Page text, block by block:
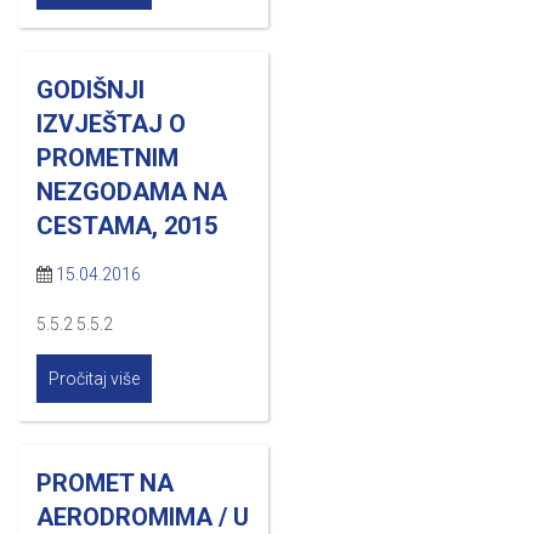
GODIŠNJI
IZVJEŠTAJ O
PROMETNIM
NEZGODAMA NA
CESTAMA, 2015
15.04.2016
5.5.2 5.5.2
Pročitaj više
PROMET NA
AERODROMIMA / U